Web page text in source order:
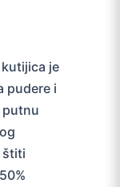
je
pudere i
putnu
štiti